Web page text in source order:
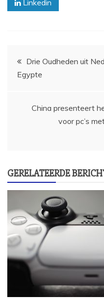
Linkedin
Bericht
navigatie
Drie Oudheden uit
Egypte
China presenteert
voor pc’s
GERELATEERDE